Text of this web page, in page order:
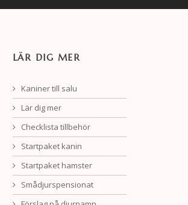
LÄR DIG MER
Kaniner till salu
Lär dig mer
Checklista tillbehör
Startpaket kanin
Startpaket hamster
Smådjurspensionat